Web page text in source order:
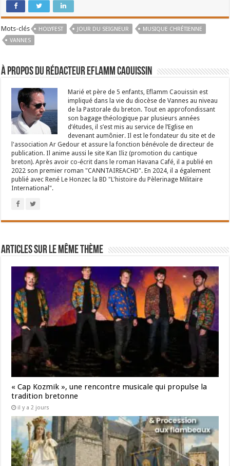
Mots-clés HOLYFEST JOUR DU SEIGNEUR
MUSIQUE CHRÉTIENNE
VANNES
À propos du rédacteur Eflamm Caouissin
Marié et père de 5 enfants, Eflamm Caouissin est
impliqué dans la vie du diocèse de Vannes au niveau
de la Pastorale du breton. Tout en approfondissant
son bagage théologique par plusieurs années
d’études, il s’est mis au service de l’Eglise en
devenant aumônier. Il est le fondateur du site et de
l'association Ar Gedour et assure la fonction bénévole de directeur de
publication. Il anime aussi le site Kan Iliz (promotion du cantique
breton). Après avoir co-écrit dans le roman Havana Café, il a publié en
2022 son premier roman "CANNTAIREACHD". En 2024, il a également
publié avec René Le Honzec la BD "L'histoire du Pèlerinage Militaire
International".
Articles sur le même thème
« Cap Kozmik », une rencontre musicale qui propulse la
tradition bretonne
il y a 2 jours